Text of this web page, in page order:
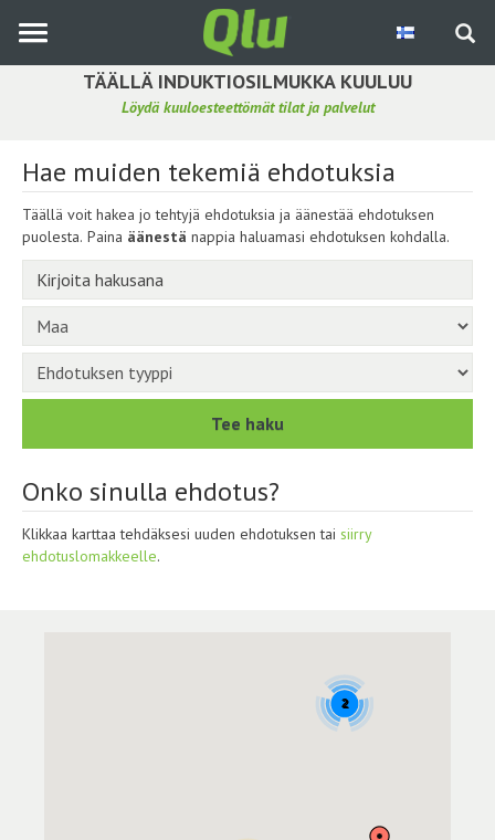
pääsisältöön
TÄÄLLÄ INDUKTIOSILMUKKA KUULUU
Löydä kuuloesteettömät tilat ja palvelut
Etsi induktiosilmukka
Tee ehdotus ja vaikuta kuulemiskokemukseen
Hae ehdotuksia
Käyttöohje
Yhteydenottopyyntö
Kirjaudu sisään
Hae muiden tekemiä ehdotuksia
Täällä voit hakea jo tehtyjä ehdotuksia ja äänestää ehdotuksen
puolesta. Paina äänestä nappia haluamasi ehdotuksen kohdalla.
Tee haku
Onko sinulla ehdotus?
Klikkaa karttaa tehdäksesi uuden ehdotuksen tai siirry
ehdotuslomakkeelle.
2